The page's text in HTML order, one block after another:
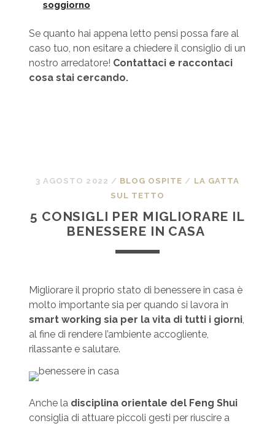
soggiorno
Se quanto hai appena letto pensi possa fare al
caso tuo, non esitare a chiedere il consiglio di un
nostro arredatore! Contattaci e raccontaci
cosa stai cercando.
3 AGOSTO 2022 / BLOG OSPITE / LA GATTA
SUL TETTO
5 CONSIGLI PER MIGLIORARE IL
BENESSERE IN CASA
Migliorare il proprio stato di benessere in casa è
molto importante sia per quando si lavora in
smart working sia per la vita di tutti i giorni,
al fine di rendere l’ambiente accogliente,
rilassante e salutare.
Anche la disciplina orientale del Feng Shui
consiglia di attuare piccoli gesti per riuscire a